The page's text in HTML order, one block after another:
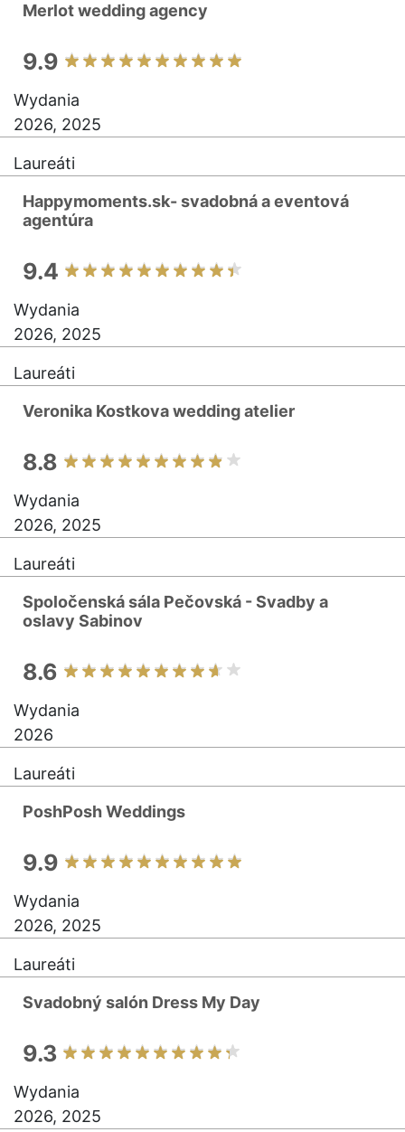
Merlot wedding agency
9.9
Wydania
2026, 2025
Laureáti
Happymoments.sk- svadobná a eventová
agentúra
9.4
Wydania
2026, 2025
Laureáti
Veronika Kostkova wedding atelier
8.8
Wydania
2026, 2025
Laureáti
Spoločenská sála Pečovská - Svadby a
oslavy Sabinov
8.6
Wydania
2026
Laureáti
PoshPosh Weddings
9.9
Wydania
2026, 2025
Laureáti
Svadobný salón Dress My Day
9.3
Wydania
2026, 2025